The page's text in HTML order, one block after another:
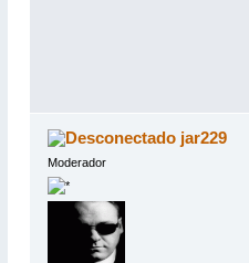
jar229
Moderador